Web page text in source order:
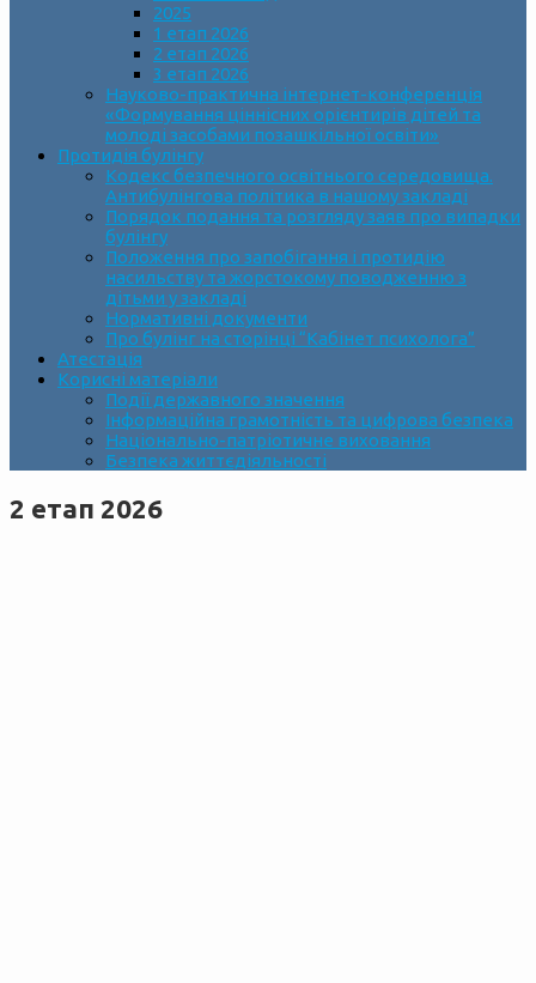
2025
1 етап 2026
2 етап 2026
3 етап 2026
Науково-практична інтернет-конференція
«Формування ціннісних орієнтирів дітей та
молоді засобами позашкільної освіти»
Протидія булінгу
Кодекс безпечного освітнього середовища.
Антибулінгова політика в нашому закладі
Порядок подання та розгляду заяв про випадки
булінгу
Положення про запобігання і протидію
насильству та жорстокому поводженню з
дітьми у закладі
Нормативні документи
Про булінг на сторінці “Кабінет психолога”
Атестація
Корисні матеріали
Події державного значення
Інформаційна грамотність та цифрова безпека
Національно-патріотичне виховання
Безпека життєдіяльності
2 етап 2026